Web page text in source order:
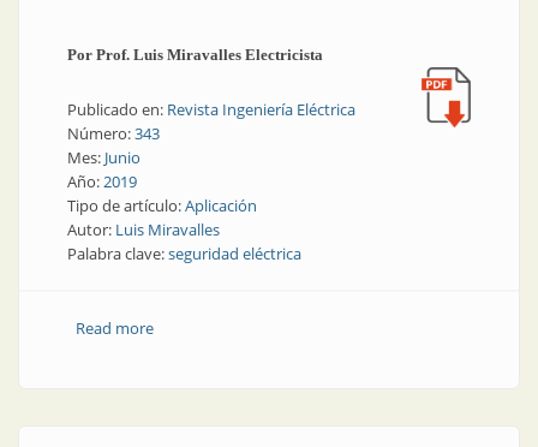
Por Prof. Luis Miravalles Electricista
Publicado en: Revista Ingeniería Eléctrica
Número:343
Mes: Junio
Año:2019
Tipo de artículo:Aplicación
Autor: Luis Miravalles
Palabra clave:seguridad eléctrica
Read moreabout Seguridad eléctrica | Binorma